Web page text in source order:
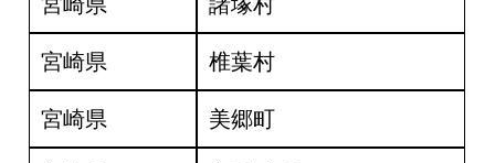
宮崎県 諸塚村
宮崎県 椎葉村
宮崎県 美郷町